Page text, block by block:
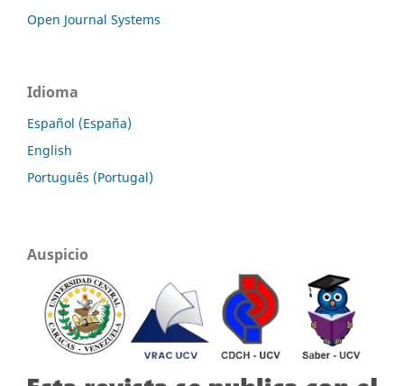
Open Journal Systems
Idioma
Español (España)
English
Português (Portugal)
Auspicio